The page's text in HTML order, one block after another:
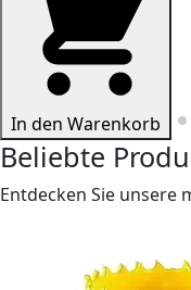
In den Warenkorb
Beliebte
Entdecken Sie unsere